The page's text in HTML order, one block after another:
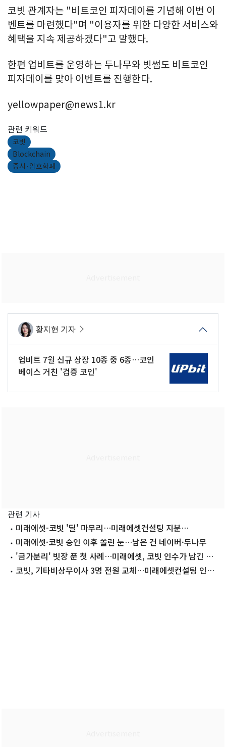
코빗 관계자는 "비트코인 피자데이를 기념해 이번 이
벤트를 마련했다"며 "이용자를 위한 다양한 서비스와
혜택을 지속 제공하겠다"고 말했다.
한편 업비트를 운영하는 두나무와 빗썸도 비트코인
피자데이를 맞아 이벤트를 진행한다.
yellowpaper@news1.kr
관련 키워드
코빗
Blockchain
증시·암호화폐
황지현 기자
업비트 7월 신규 상장 10종 중 6종…코인
베이스 거친 '검증 코인'
관련 기사
미래에셋-코빗 '딜' 마무리…미래에셋컨설팅 지분
92%→97%
미래에셋·코빗 승인 이후 쏠린 눈…남은 건 네이버·두나무
'금가분리' 빗장 푼 첫 사례…미래에셋, 코빗 인수가 남긴 의
미 코빗, 기타비상무이사 3명 전원 교체…미래에셋컨설팅 인사